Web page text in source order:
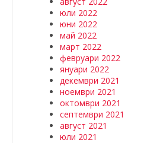
юли 2022
юни 2022
май 2022
март 2022
февруари 2022
януари 2022
декември 2021
ноември 2021
октомври 2021
септември 2021
август 2021
юли 2021